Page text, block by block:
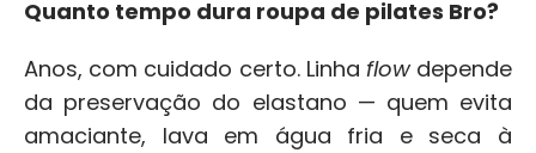
Quanto tempo dura roupa de pilates Bro?
Anos, com cuidado certo. Linha flow depende
da preservação do elastano — quem evita
amaciante, lava em água fria e seca à